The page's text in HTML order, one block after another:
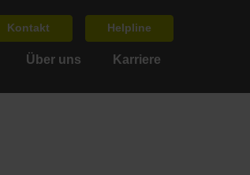
Kontakt Helpline
Über uns Karriere